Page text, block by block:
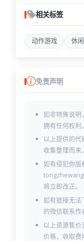
相关标签
动作游戏 休
免责声明
如非特殊说明
拥有任何权利
以上提供的代
收集整理而来
如有侵犯你版
将立即改正。
如有链接无法
的微信联系作
以上资源售价
价格，收取费